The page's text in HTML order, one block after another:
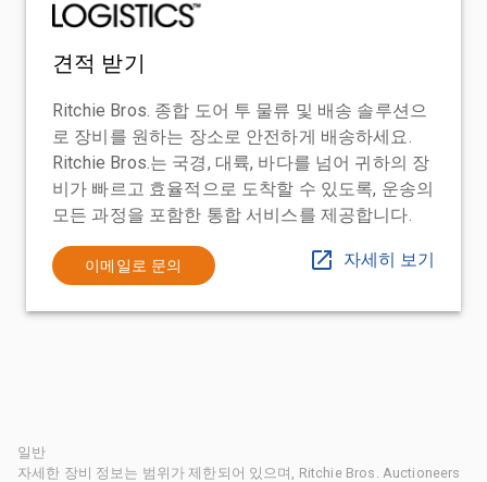
견적 받기
Ritchie Bros. 종합 도어 투 물류 및 배송 솔루션으
로 장비를 원하는 장소로 안전하게 배송하세요.
Ritchie Bros.는 국경, 대륙, 바다를 넘어 귀하의 장
비가 빠르고 효율적으로 도착할 수 있도록, 운송의
모든 과정을 포함한 통합 서비스를 제공합니다.
이메일로 문의 자세히 보기
일반
자세한 장비 정보는 범위가 제한되어 있으며, Ritchie Bros. Auctioneers